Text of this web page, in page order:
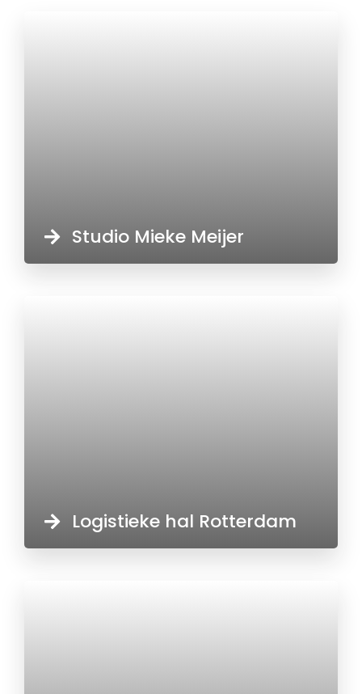
Studio Mieke Meijer
Logistieke hal Rotterdam